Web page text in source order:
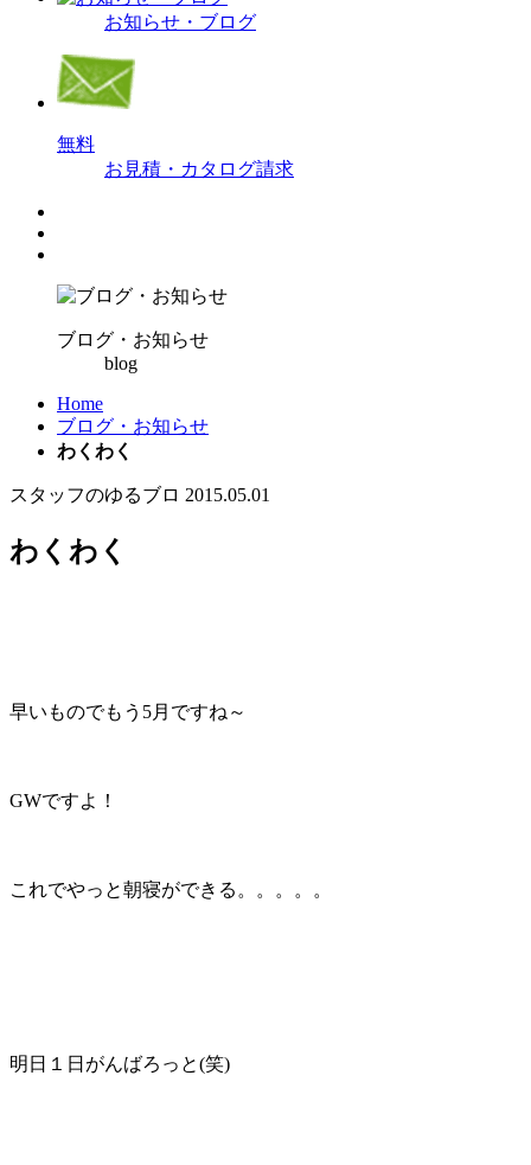
お知らせ・ブログ
無料
お見積・カタログ請求
ブログ・お知らせ
blog
Home
ブログ・お知らせ
わくわく
スタッフのゆるブロ 2015.05.01
わくわく
早いものでもう5月ですね～
GWですよ！
これでやっと朝寝ができる。。。。。
明日１日がんばろっと(笑)